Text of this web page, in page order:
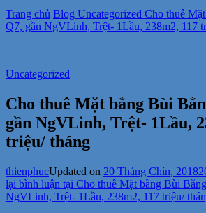
Trang chủ Blog Uncategorized Cho thuê
Q7, gần NgVLinh, Trệt- 1Lầu, 238m2, 117
Uncategorized
Cho thuê Mặt bằng Bùi
gần NgVLinh, Trệt- 1Lầu,
triệu/ tháng
thienphucUpdated on 20 Tháng Chín, 2018
lại bình luận tại Cho thuê Mặt bằng Bùi
NgVLinh, Trệt- 1Lầu, 238m2, 117 triệu/